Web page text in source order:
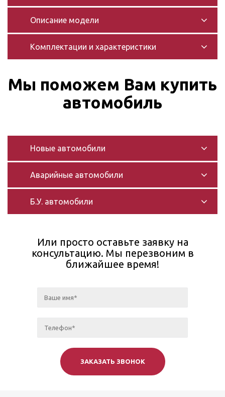
Описание модели
Комплектации и характеристики
Мы поможем Вам купить
автомобиль
Новые автомобили
Аварийные автомобили
Б.У. автомобили
Или просто оставьте заявку на
консультацию. Мы перезвоним в
ближайшее время!